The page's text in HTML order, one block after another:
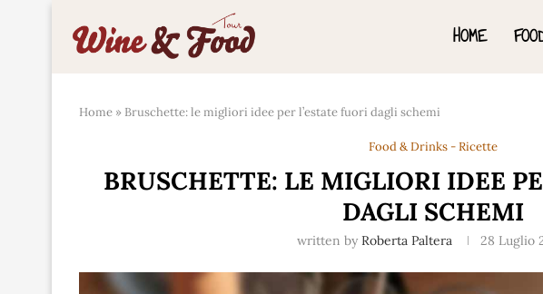
HOME
Home » Bruschette: le migliori idee per l’estate fuori dagli schemi
Food & Drinks - Ricette
BRUSCHETTE: LE MIGLIORI IDEE
DAGLI SCHEMI
written byRoberta Paltera 28 Luglio